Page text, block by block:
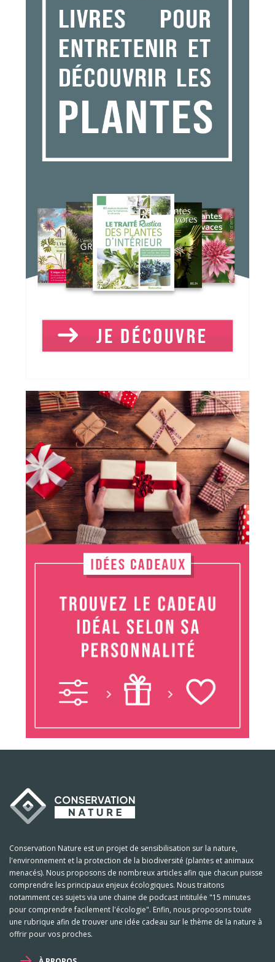
Conservation Nature est un projet de sensibilisation sur la nature,
l'environnement et la protection de la biodiversité (plantes et animaux
menacés). Nous proposons de nombreux articles afin que chacun puisse
comprendre les principaux enjeux écologiques. Nous traitons
notamment ces sujets via une chaine de podcast intitulée "15 minutes
pour comprendre facilement l'écologie". Enfin, nous proposons toute
une rubrique afin de trouver une idée cadeau sur le thème de la nature à
offrir pour vos proches.